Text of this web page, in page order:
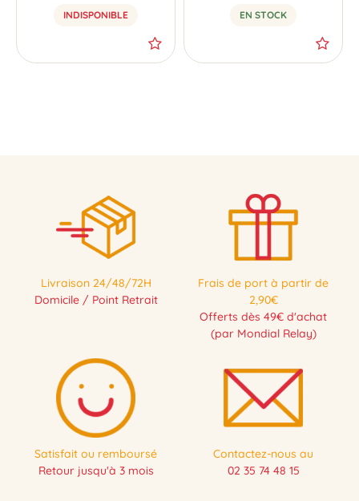
INDISPONIBLE
NOUVEAU
EN STOCK
Livraison 24/48/72H
Domicile / Point Retrait
Frais de port à partir de
2,90€
Offerts dès 49€ d'achat
(par Mondial Relay)
Satisfait ou remboursé
Retour jusqu'à 3 mois
Contactez-nous au
02 35 74 48 15